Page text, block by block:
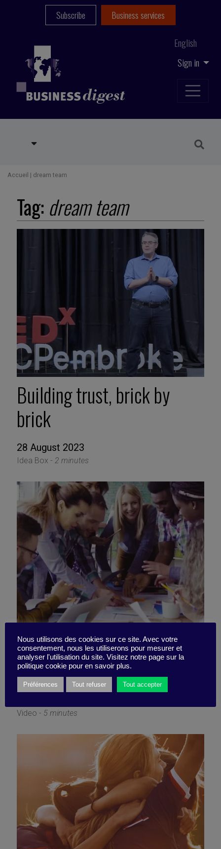
Sign in
English
Subscribe Business services
Accueil | dream team
Tag: dream team
Building trust, brick by
brick
28 August 2023
Idea Box - 2 minutes
Cognitive diversity: The
secret of dream teams
Video - 5 minutes
Nous utilisons des cookies sur ce site. Avec votre
consentement, nous les utiliserons pour mesurer et
analyser l'utilisation du site. Visitez notre page sur la
politique cookie pour en savoir plus.
Préférences Tout refuser Tout accepter